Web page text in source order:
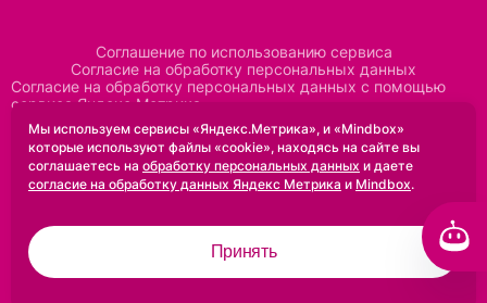
2005-2026 ©
Дизайн сделан вUprock
Проектирование и SEO:
Baklenev SEO
Разработано вQualitica
Соглашение по использованию сервиса
Согласие на обработку персональных данных
Согласие на обработку персональных данных с помощью
сервиса Яндекс Метрика
Согласие на обработку персональных данных с помощью
сервиса Mindbox
Положение по обработке персональных данных
Политика конфиденциальностиДоговор оферты
Мы используем сервисы «Яндекс.Метрика», и «Mindbox»
которые используют файлы «cookie», находясь на сайте вы
соглашаетесь на обработку персональных данных и даете
согласие на обработку данных Яндекс Метрика и Mindbox.
Принять